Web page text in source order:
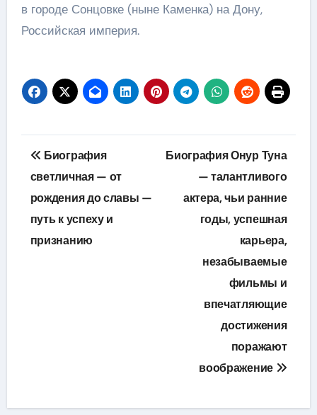
в городе Сонцовке (ныне Каменка) на Дону,
Российская империя.
Навигация
по
записям
Биография
светличная — от
рождения до славы —
путь к успеху и
признанию
Биография Онур Туна
— талантливого
актера, чьи ранние
годы, успешная
карьера,
незабываемые
фильмы и
впечатляющие
достижения
поражают
воображение